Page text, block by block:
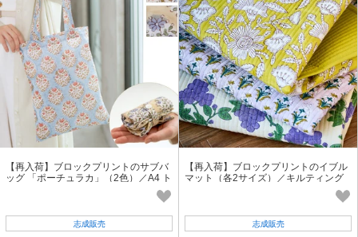
【再入荷】ブロックプリントのサブバ
ッグ 「ポーチュラカ」（2色）／A4 ト
志成販売
【再入荷】ブロックプリントのイブル
マット（各2サイズ）／キルティング
志成販売